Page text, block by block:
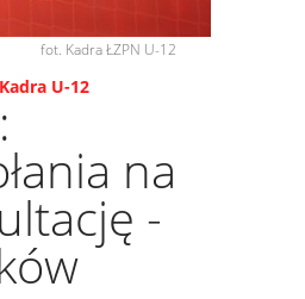
fot. Kadra ŁZPN U-12
Kadra U-12
na
-